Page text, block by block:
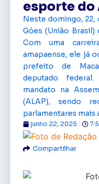
esporte do
Neste domingo, 22,
Góes (União Brasil)
Com uma
amapaense, ele já
prefeito de
deputado
mandato na
(ALAP), sendo
parlamentares mais
junho 22, 2025
Compartilhar